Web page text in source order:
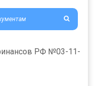
РФ №03-11-